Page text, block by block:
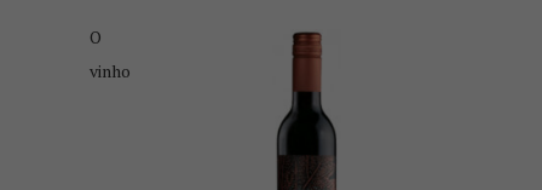
O
vinho